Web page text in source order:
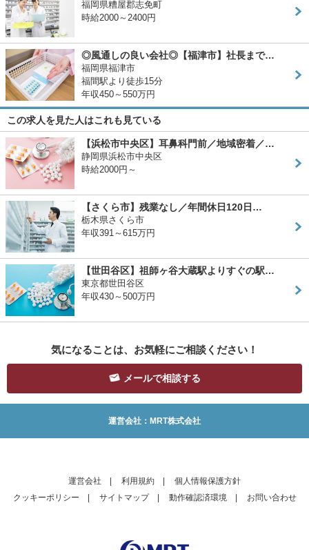
福岡県糟屋郡志免町
時給2000～2400円
◎風通しの良い会社◎【福津市】社長まで…
福岡県福津市
福間駅より徒歩15分
年収450～550万円
この求人を見た人はこれも見ている
【浜松市中央区】耳鼻科門前／地域密着／…
静岡県浜松市中央区
時給2000円～
【さくら市】残業なし／年間休日120日…
栃木県さくら市
年収391～615万円
【世田谷区】祖師ヶ谷大蔵駅よりすぐの駅…
東京都世田谷区
年収430～500万円
気になることは、お気軽にご相談ください！
メールで相談する
運営会社：MRT株式会社
運営会社 利用規約
個人情報保護方針
クッキーポリシー
サイトマップ| 動作確認済環境| お問い合わせ